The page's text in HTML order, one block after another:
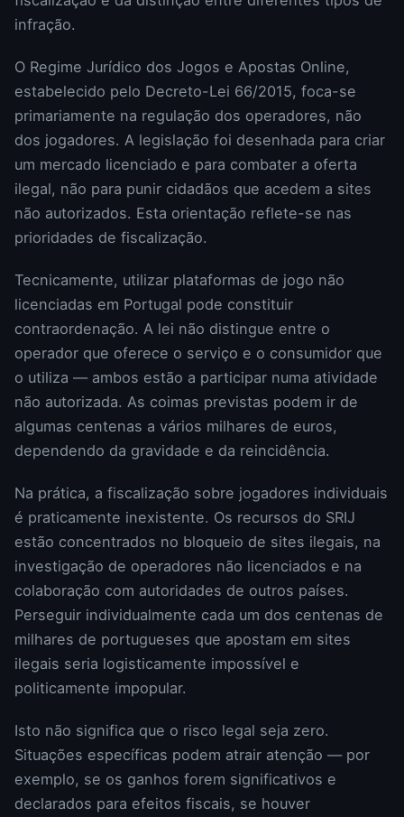
infração.
O Regime Jurídico dos Jogos e Apostas Online,
estabelecido pelo Decreto-Lei 66/2015, foca-se
primariamente na regulação dos operadores, não
dos jogadores. A legislação foi desenhada para criar
um mercado licenciado e para combater a oferta
ilegal, não para punir cidadãos que acedem a sites
não autorizados. Esta orientação reflete-se nas
prioridades de fiscalização.
Tecnicamente, utilizar plataformas de jogo não
licenciadas em Portugal pode constituir
contraordenação. A lei não distingue entre o
operador que oferece o serviço e o consumidor que
o utiliza — ambos estão a participar numa atividade
não autorizada. As coimas previstas podem ir de
algumas centenas a vários milhares de euros,
dependendo da gravidade e da reincidência.
Na prática, a fiscalização sobre jogadores individuais
é praticamente inexistente. Os recursos do SRIJ
estão concentrados no bloqueio de sites ilegais, na
investigação de operadores não licenciados e na
colaboração com autoridades de outros países.
Perseguir individualmente cada um dos centenas de
milhares de portugueses que apostam em sites
ilegais seria logisticamente impossível e
politicamente impopular.
Isto não significa que o risco legal seja zero.
Situações específicas podem atrair atenção — por
exemplo, se os ganhos forem significativos e
declarados para efeitos fiscais, se houver